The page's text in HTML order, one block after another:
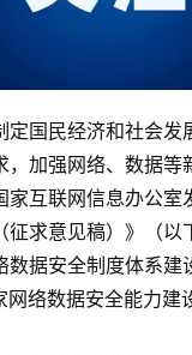
定国民经济和社会发
，加强网络、数据等
家互联网信息办公室
（征求意见稿）》（以
数据安全制度体系建
络数据安全能力建